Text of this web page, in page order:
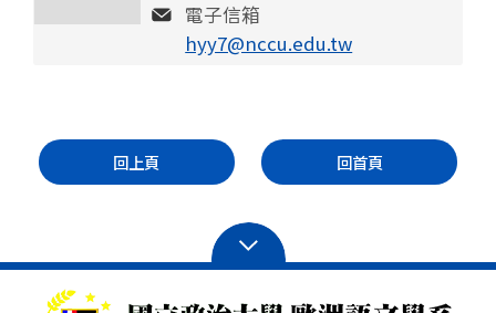
電子信箱
hyy7@nccu.edu.tw
回上頁 回首頁